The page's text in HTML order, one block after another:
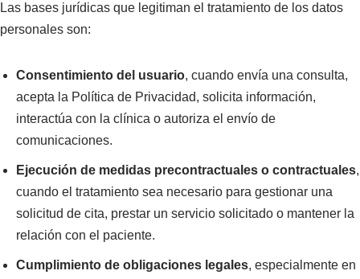
Las bases jurídicas que legitiman el tratamiento de los datos
personales son:
Consentimiento del usuario, cuando envía una consulta,
acepta la Política de Privacidad, solicita información,
interactúa con la clínica o autoriza el envío de
comunicaciones.
Ejecución de medidas precontractuales o contractuales,
cuando el tratamiento sea necesario para gestionar una
solicitud de cita, prestar un servicio solicitado o mantener la
relación con el paciente.
Cumplimiento de obligaciones legales, especialmente en